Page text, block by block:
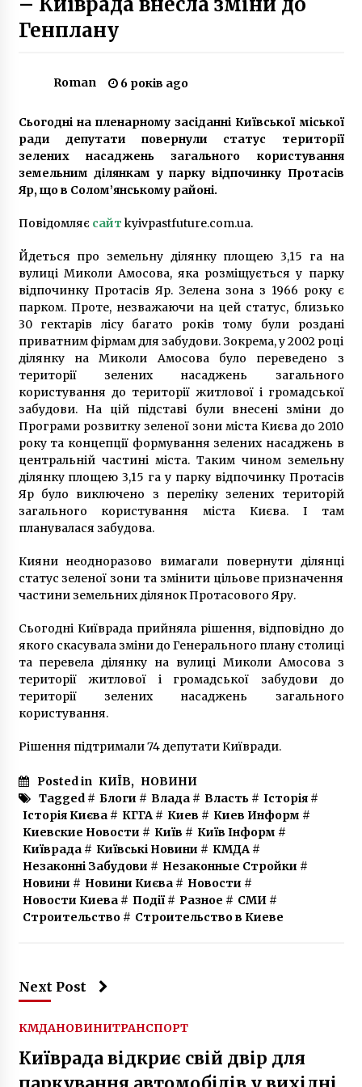
2 роки ago
2 роки ago
У Києві пропонують скасувати посадку
пасажирів в автобуси тільки через передні
двері
5 років ago
возможность даже скачать
7 років ago
В НАУ співробітники фарбували граніт
6 років ago
Зеленський підписав закон про штрафи за
відсутність маски
6 років ago
Генплану
Roman 6 років ago
Сьогодні на пленарному засіданні Київської міської
ради депутати повернули статус території
зелених насаджень загального користування
земельним ділянкам у парку відпочинку Протасів
Яр, що в Солом’янському районі.
Повідомляє сайт kyivpastfuture.com.ua.
Йдеться про земельну ділянку площею 3,15 га на
вулиці Миколи Амосова, яка розміщується у парку
відпочинку Протасів Яр. Зелена зона з 1966 року є
парком. Проте, незважаючи на цей статус, близько
30 гектарів лісу багато років тому були роздані
приватним фірмам для забудови. Зокрема, у 2002 році
ділянку на Миколи Амосова було переведено з
території зелених насаджень загального
користування до території житлової і громадської
забудови. На цій підставі були внесені зміни до
Програми розвитку зеленої зони міста Києва до 2010
року та концепції формування зелених насаджень в
центральній частині міста. Таким чином земельну
ділянку площею 3,15 га у парку відпочинку Протасів
Яр було виключено з переліку зелених територій
загального користування міста Києва. І там
планувалася забудова.
Кияни неодноразово вимагали повернути ділянці
статус зеленої зони та змінити цільове призначення
частини земельних ділянок Протасового Яру.
Сьогодні Київрада прийняла рішення, відповідно до
якого скасувала зміни до Генерального плану столиці
та перевела ділянку на вулиці Миколи Амосова з
території житлової і громадської забудови до
території зелених насаджень загального
користування.
Рішення підтримали 74 депутати Київради.
Posted in КИЇВ, НОВИНИ
Tagged # Блоги # Влада# Власть# Історія#
Історія Києва# КГГА# Киев # Киев Информ #
Киевские Новости # Київ # Київ Інформ #
Київрада# Київські Новини # КМДА#
Незаконні Забудови # Незаконные Стройки #
Новини # Новини Києва# Новости #
Новости Киева# Події# Разное # СМИ#
Строительство# Строительство в Киеве
Next Post
КМДАНОВИНИТРАНСПОРТ
​Київрада відкриє свій двір для